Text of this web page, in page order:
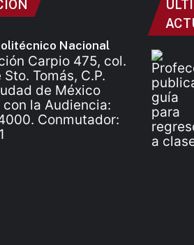
Nacional
Carpio 475, col.
Tomás, C.P.
de México
la Audiencia:
Conmutador: